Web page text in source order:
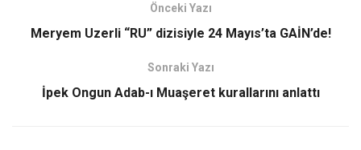
o
k
d
n
Önceki Yazı
Meryem Uzerli “RU” dizisiyle 24 Mayıs’ta GAİN’de!
Sonraki Yazı
İpek Ongun Adab-ı Muaşeret kurallarını anlattı